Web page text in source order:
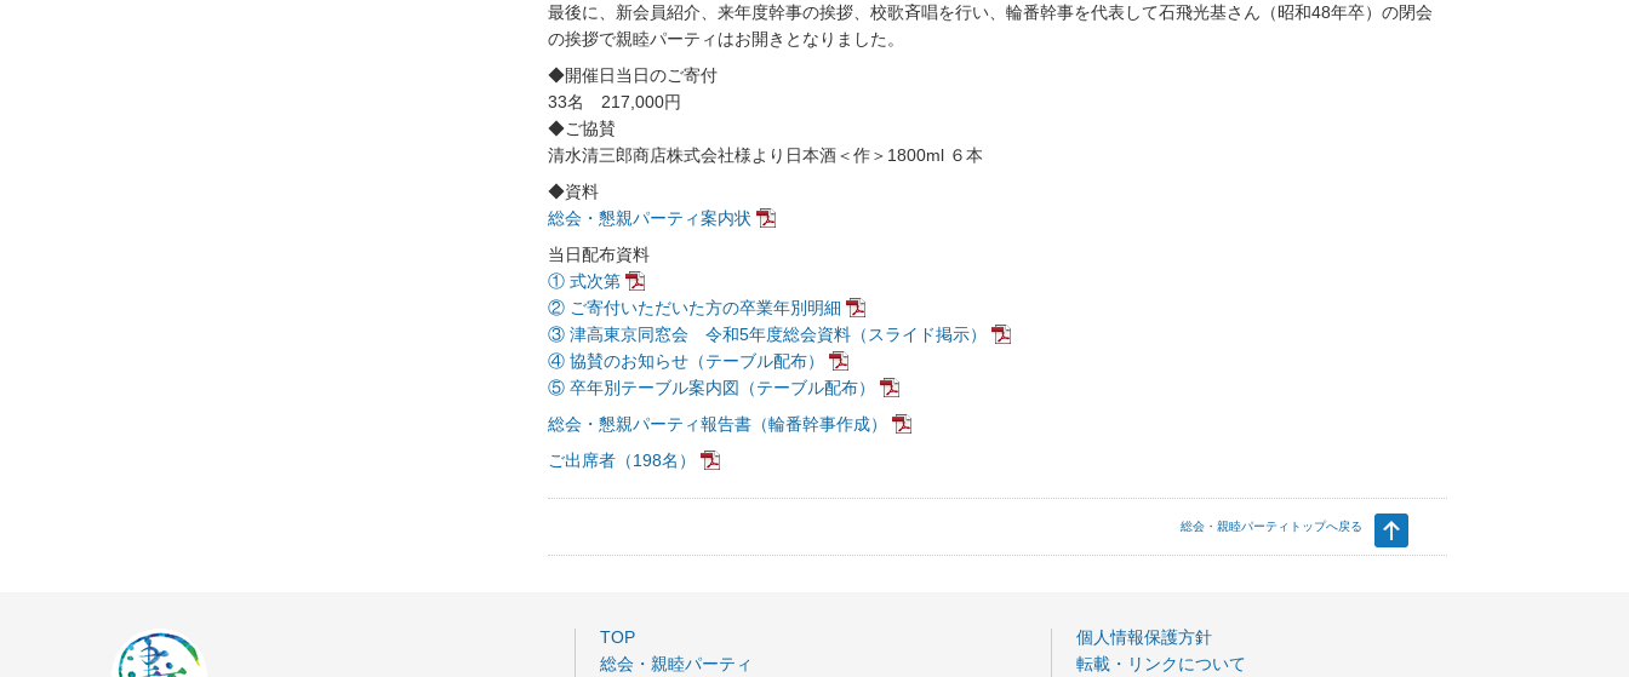
最後に、新会員紹介、来年度幹事の挨拶、校歌斉唱を行い、輪番幹事を代表して石飛光基さん（昭和48年卒）の閉会
の挨拶で親睦パーティはお開きとなりました。
◆開催日当日のご寄付
33名 217,000円
◆ご協賛
清水清三郎商店株式会社様より日本酒＜作＞1800ml ６本
◆資料
総会・懇親パーティ案内状
当日配布資料
① 式次第
② ご寄付いただいた方の卒業年別明細
③ 津高東京同窓会 令和5年度総会資料（スライド掲示）
④ 協賛のお知らせ（テーブル配布）
⑤ 卒年別テーブル案内図（テーブル配布）
総会・懇親パーティ報告書（輪番幹事作成）
ご出席者（198名）
総会・親睦パーティトップへ戻る
TOP
総会・親睦パーティ
個人情報保護方針
転載・リンクについて